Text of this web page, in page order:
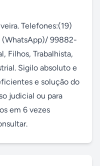
Telefones:(19)
99882-
Filhos, Trabalhista,
Sigilo absoluto e
e solução do
judicial ou para
em 6 vezes